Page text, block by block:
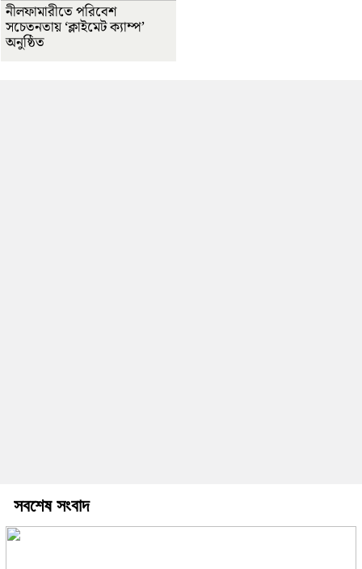
নীলফামারীতে পরিবেশ
সচেতনতায় ‘ক্লাইমেট ক্যাম্প’
অনুষ্ঠিত
সবশেষ সংবাদ